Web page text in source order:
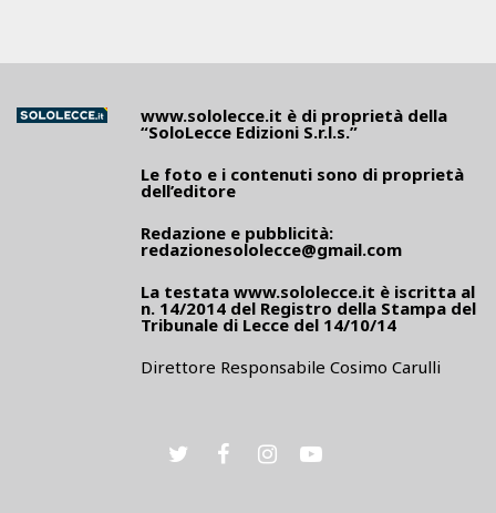
www.sololecce.it è di proprietà della
“SoloLecce Edizioni S.r.l.s.”
Le foto e i contenuti sono di proprietà
dell’editore
Redazione e pubblicità:
redazionesololecce@gmail.com
La testata www.sololecce.it è iscritta al
n. 14/2014 del Registro della Stampa del
Tribunale di Lecce del 14/10/14
Direttore Responsabile Cosimo Carulli